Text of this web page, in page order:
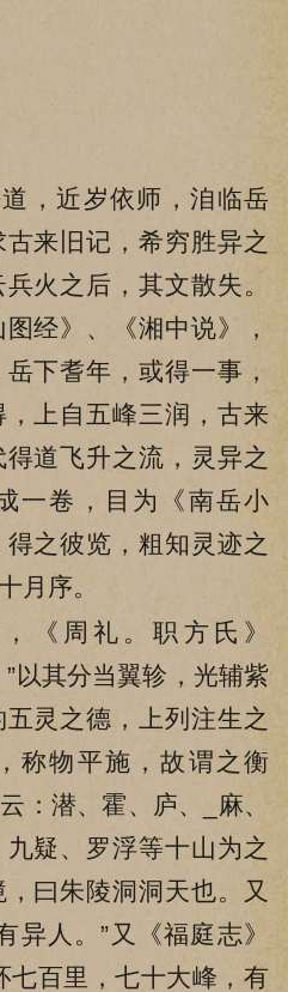
近岁依师，洎临岳
来旧记，希穷胜异之
火之后，其文散失。
经》、《湘中说》，
下耆年，或得一事，
上自五峰三润，古来
道飞升之流，灵异之
一卷，目为《南岳小
之彼览，粗知灵迹之
月序。
周礼。职方氏》
以其分当翼轸，光辅紫
灵之德，上列注生之
称物平施，故谓之衡
：潜、霍、庐、_麻、
疑、罗浮等十山为之
曰朱陵洞洞天也。又
异人。”又《福庭志》
七百里，七十大峰，有